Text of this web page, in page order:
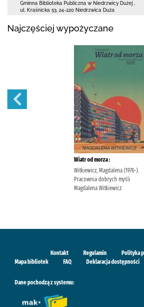
Gminna Biblioteka Publiczna w Niedrzwicy Dużej
ul. Kraśnicka 53 24-220 Niedrzwica Duża
Najczęściej wypożyczane
Wiatr od morza :
Witkiewicz, Magdalena (1976-).
Pracownia dobrych myśli
Magdalena Witkiewicz
Kontakt Regulamin
Polityka
Mapa bibliotek
FAQ Deklaracja dostępności
Dane pochodzą z systemu: